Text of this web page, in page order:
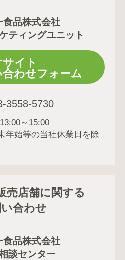
食品株式会社
ティングユニット
イト
合わせフォーム
3558-5730
～15:00
年始等の当社休業日を除
売店舗に関する
合わせ
食品株式会社
談センター